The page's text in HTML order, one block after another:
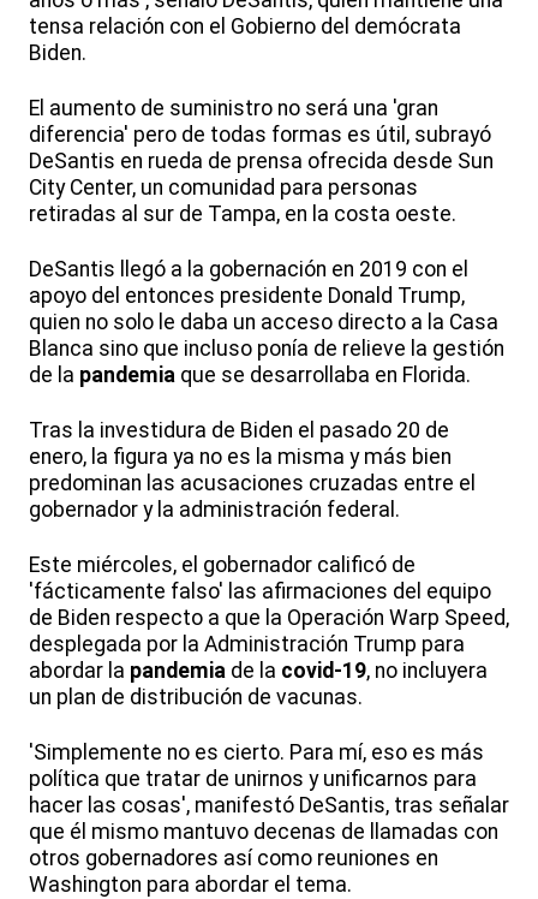
tensa relación con el Gobierno del demócrata
Biden.
El aumento de suministro no será una 'gran
diferencia' pero de todas formas es útil, subrayó
DeSantis en rueda de prensa ofrecida desde Sun
City Center, un comunidad para personas
retiradas al sur de Tampa, en la costa oeste.
DeSantis llegó a la gobernación en 2019 con el
apoyo del entonces presidente Donald Trump,
quien no solo le daba un acceso directo a la Casa
Blanca sino que incluso ponía de relieve la gestión
de la pandemia que se desarrollaba en Florida.
Tras la investidura de Biden el pasado 20 de
enero, la figura ya no es la misma y más bien
predominan las acusaciones cruzadas entre el
gobernador y la administración federal.
Este miércoles, el gobernador calificó de
'fácticamente falso' las afirmaciones del equipo
de Biden respecto a que la Operación Warp Speed,
desplegada por la Administración Trump para
abordar la pandemia de la covid-19, no incluyera
un plan de distribución de vacunas.
'Simplemente no es cierto. Para mí, eso es más
política que tratar de unirnos y unificarnos para
hacer las cosas', manifestó DeSantis, tras señalar
que él mismo mantuvo decenas de llamadas con
otros gobernadores así como reuniones en
Washington para abordar el tema.